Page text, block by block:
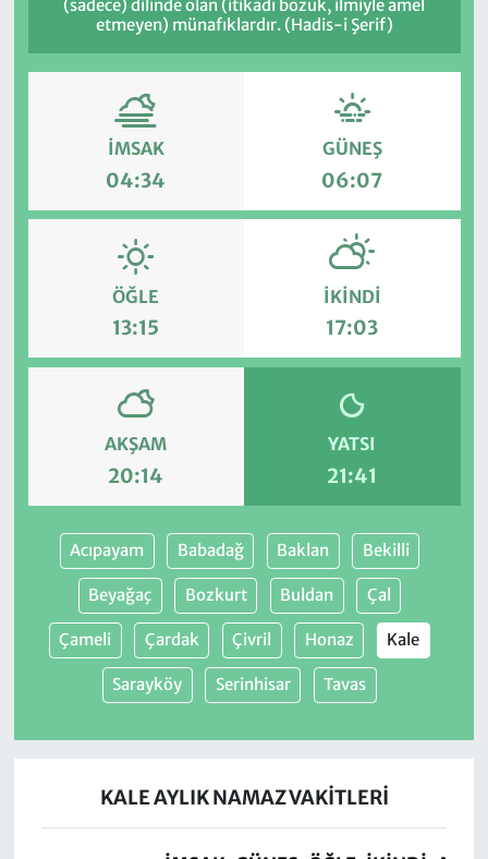
(sadece) dilinde olan (itikadı bozuk, ilmiyle amel
etmeyen) münafıklardır. (Hadis-i Şerif)
İMSAK
04:34
GÜNEŞ
06:07
ÖĞLE
13:15
İKINDI
17:03
AKŞAM
20:14
YATSI
21:41
Acıpayam Babadağ Baklan Bekilli
Beyağaç Bozkurt Buldan Çal
Çameli Çardak Çivril Honaz Kale
Sarayköy Serinhisar Tavas
KALE AYLIK NAMAZ VAKITLERI